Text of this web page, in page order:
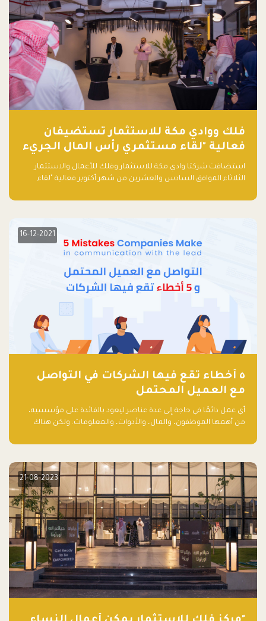
فلك ووادي مكة للاستثمار تستضيفان
فعالية "لقاء مستثمري رأس المال الجريء
في المنطقة"
استضافت شركتا وادي مكة للاستثمار وفلك للأعمال والاستثمار
الثلاثاء الموافق السادس والعشرين من شهر أكتوبر فعالية "لقاء
مشاركاً من أبرز صناديق رأس المال الجريء وممثلي المؤسسات
16-12-2021
٥ أخطاء تقع فيها الشركات في التواصل
مع العميل المحتمل
أي عمل دائمًا في حاجة إلى عدة عناصر ليعود بالفائدة على مؤسسيه،
من أهمها الموظفون، والمال، والأدوات، والمعلومات. ولكن هناك
أساسه ذلك العمل.
21-08-2023